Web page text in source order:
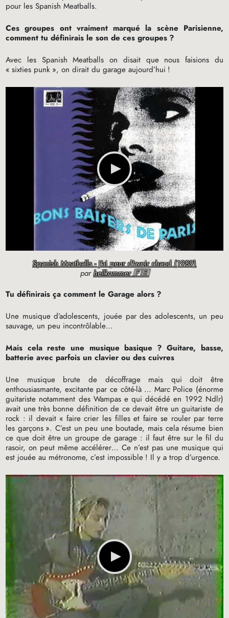
pour les Spanish Meatballs.
Ces groupes ont vraiment marqué la scène Parisienne,
comment tu définirais le son de ces groupes ?
Avec les Spanish Meatballs on disait que nous faisions du
« sixties punk », on dirait du garage aujourd’hui !
Spanish Meatballs - J'ai peur d'avoir chaud (1989)
parhellkammer 🇫🇷
Tu définirais ça comment le Garage alors ?
Une musique d’adolescents, jouée par des adolescents, un peu
sauvage, un peu incontrôlable…
Mais cela reste une musique basique ? Guitare, basse,
batterie avec parfois un clavier ou des cuivres
Une musique brute de décoffrage mais qui doit être
enthousiasmante, excitante par ce côté-là … Marc Police (énorme
guitariste notamment des Wampas e qui décédé en 1992 Ndlr)
avait une très bonne définition de ce devait être un guitariste de
rock : il devait « faire crier les filles et faire se rouler par terre
les garçons ». C’est un peu une boutade, mais cela résume bien
ce que doit être un groupe de garage : il faut être sur le fil du
rasoir, on peut même accélérer… Ce n’est pas une musique qui
est jouée au métronome, c’est impossible ! Il y a trop d’urgence.